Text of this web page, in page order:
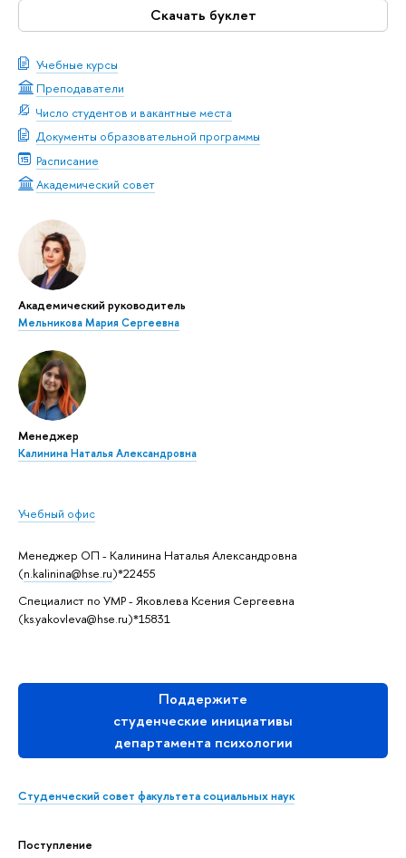
Скачать буклет
Учебные курсы
Преподаватели
Число студентов и вакантные места
Документы образовательной программы
Расписание
Академический совет
Академический руководитель
Мельникова Мария Сергеевна
Менеджер
Калинина Наталья Александровна
Учебный офис
Менеджер ОП - Калинина Наталья Александровна
(n.kalinina@hse.ru)*22455
Специалист по УМР - Яковлева Ксения Сергеевна
(ks.yakovleva@hse.ru)*15831
Поддержите
студенческие инициативы
департамента психологии
Студенческий совет факультета социальных наук
Поступление